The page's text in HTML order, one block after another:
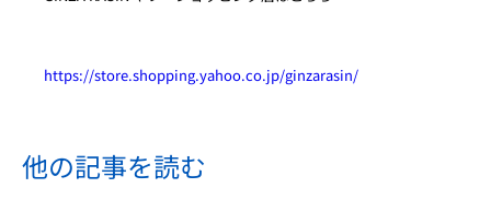
https://store.shopping.yahoo.co.jp/ginzarasin/
他の記事を読む